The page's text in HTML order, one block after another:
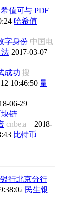
值可与 PDF
哈希值
字身份 中国电
法 2017-03-07
成功 搜
10:46:50 量
06-29
块链
cnbeta 2018-
比特币
行北京分行
民生银